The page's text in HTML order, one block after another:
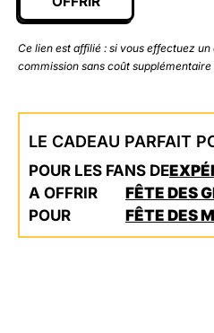
Ce lien est affilié : si vous effectuez
commission sans coût supplémentaire
LE CADEAU PARFAIT
POUR LES FANS DE
A OFFRIR
POUR
FÊTE DES
FÊTE DES